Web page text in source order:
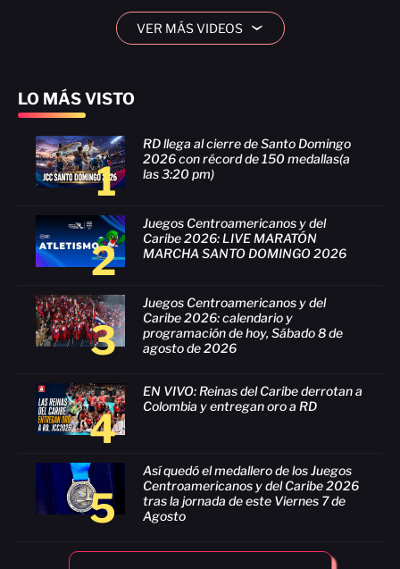
LO MÁS VISTO
1
RD llega al cierre de Santo Domingo
2026 con récord de 150 medallas(a
las 3:20 pm)
2
Juegos Centroamericanos y del
Caribe 2026: LIVE MARATÓN
MARCHA SANTO DOMINGO 2026
3
Juegos Centroamericanos y del
Caribe 2026: calendario y
programación de hoy, Sábado 8 de
agosto de 2026
4
EN VIVO: Reinas del Caribe derrotan a
Colombia y entregan oro a RD
5
Así quedó el medallero de los Juegos
Centroamericanos y del Caribe 2026
tras la jornada de este Viernes 7 de
Agosto
VER MÁS VIDEOS ›